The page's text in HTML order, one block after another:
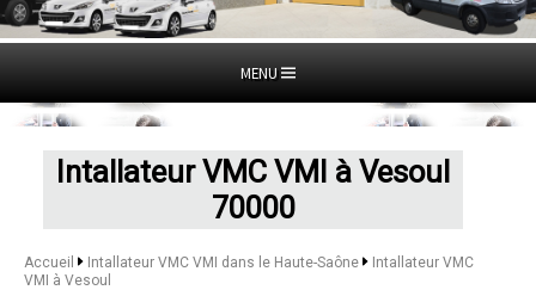
MENU
Intallateur VMC VMI à Vesoul
70000
Accueil Intallateur VMC VMI dans le Haute-Saône
Intallateur VMC
VMI à Vesoul